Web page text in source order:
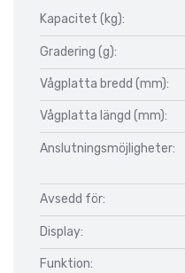
Kapacitet (kg):
Gradering (g):
Vågplatta bredd (mm):
Vågplatta längd (mm):
Anslutningsmöjligheter:
Avsedd för:
Display:
Funktion: